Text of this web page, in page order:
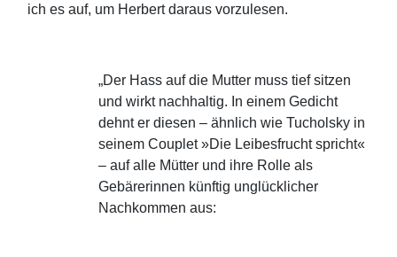
ich es auf, um Herbert daraus vorzulesen.
„Der Hass auf die Mutter muss tief sitzen
und wirkt nachhaltig. In einem Gedicht
dehnt er diesen – ähnlich wie Tucholsky in
seinem Couplet »Die Leibesfrucht spricht«
– auf alle Mütter und ihre Rolle als
Gebärerinnen künftig unglücklicher
Nachkommen aus: